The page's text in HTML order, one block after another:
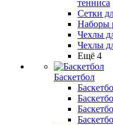
тенниса
Сетки
Наборы
Чехлы
Чехлы
Ещё 4
Баскетбол